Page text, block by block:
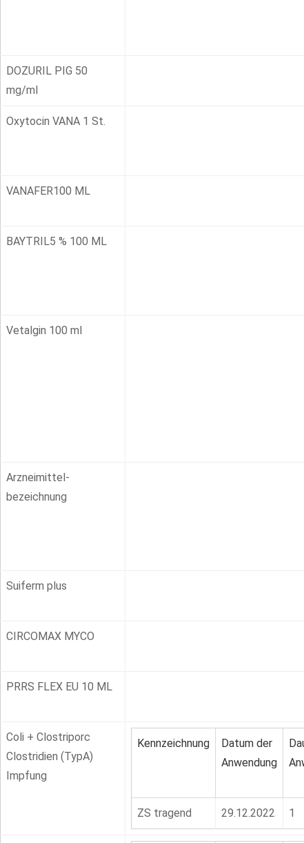
DOZURIL PIG 50
mg/ml
Oxytocin VANA 1 St.
VANAFER100 ML
BAYTRIL5 % 100 ML
Vetalgin 100 ml
Arzneimittel-
bezeichnung
Suiferm plus
CIRCOMAX MYCO
PRRS FLEX EU 10 ML
Coli + Clostriporc
Clostridien (TypA)
Impfung
Kennzeichnung
Datum der
Anwendung
ZS tragend 29.12.2022 1